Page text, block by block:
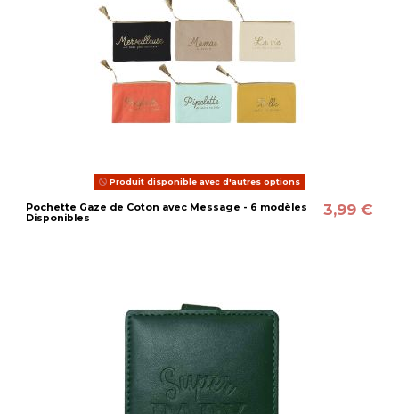
Produit disponible avec d'autres options
Pochette Gaze de Coton avec Message - 6 modèles
Disponibles
3,99 €